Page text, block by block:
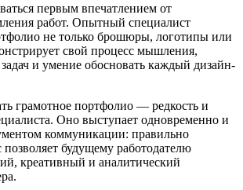
первым впечатлением от
работ. Опытный специалист
не только брошюры, логотипы или
свой процесс мышления,
и умение обосновать каждый дизайн-
грамотное портфолио — редкость и
Оно выступает одновременно и
коммуникации: правильно
будущему работодателю
креативный и аналитический